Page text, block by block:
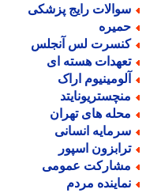
رایج پزشکی
لس آنجلس
هسته ای
اراک
های تهران
انسانی
اسپور
عمومی
مردم